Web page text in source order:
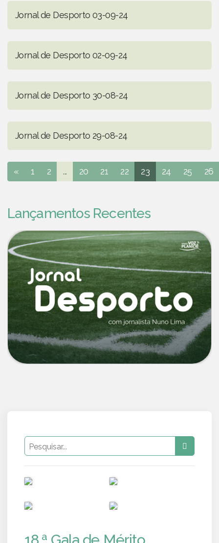
Jornal de Desporto 03-09-24
Jornal de Desporto 02-09-24
Jornal de Desporto 30-08-24
Jornal de Desporto 29-08-24
« 1 2 ... 20 21 22 23 24 25 26
Lançamentos Recentes